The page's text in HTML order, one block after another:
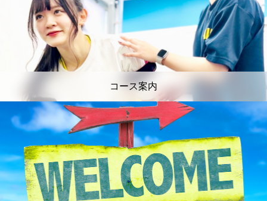
コース案内